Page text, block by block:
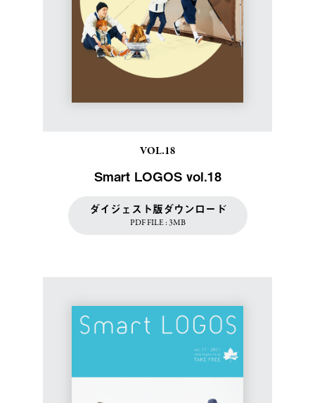
VOL.18
Smart LOGOS vol.18
ダイジェスト版ダウンロード
PDF FILE : 3MB